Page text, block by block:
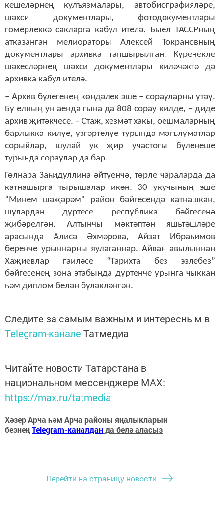
кешеләрнең кулъязмалары, автобиографияләре,
шәхси документлары, фотодокументлары
гомерлеккә сакларга кабул ителә. Быел ТАССРның
атказанган мелиораторы Алексей Токрановның
документлары архивка тапшырылган. Күренекле
шәхесләрнең шәхси документлары киләчәктә дә
архивка кабул ителә.
– Архив бүлегенең көндәлек эше – сорауларны үтәү.
Бу елның ун аенда гына да 808 сорау килде, – диде
архив җитәкчесе. – Стаж, хезмәт хакы, оешмаларның
барлыкка килүе, үзгәртелүе турында мәгълүматлар
сорыйлар, шулай ук җир участогы бүленеше
турында сораулар да бар.
Гөлнара Заһидуллина әйтүенчә, төрле чараларда да
катнашырга тырышалар икән. 30 укучының эше
“Минем шәҗәрәм” район бәйгесендә катнашкан,
шулардан дүртесе республика бәйгесенә
җибәрелгән. Алтынчы мәктәптән яшьтәшләре
арасында Алисә Әхмәрова, Айзат Ибраһимов
беренче урыннарны яулаганнар. Айван авылыннан
Хаҗиевлар гаиләсе “Тарихта без эзлебез”
бәйгесенең зона этабында дүртенче урынга чыккан
һәм диплом белән бүләкләнгән.
Следите за самым важным и интересным в
Telegram-канале Татмедиа
Читайте новости Татарстана в
национальном мессенджере MАХ:
https://max.ru/tatmedia
Хәзер Арча һәм Арча районы яңалыкларын
безнеңTelegram-каналданда белә аласыз
Перейти на страницу новости